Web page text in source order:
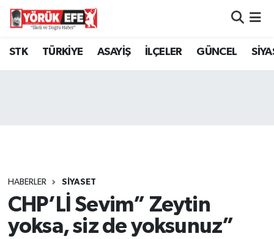
STK TÜRKİYE ASAYİŞ İLÇELER GÜNCEL
HABERLER SİYASET
CHP’Lİ Sevim” Zeytin
yoksa, siz de yoksunuz”
Aydın Nöbetçi Eczaneler
Tüm Manşetler
Son Dakika Haberleri